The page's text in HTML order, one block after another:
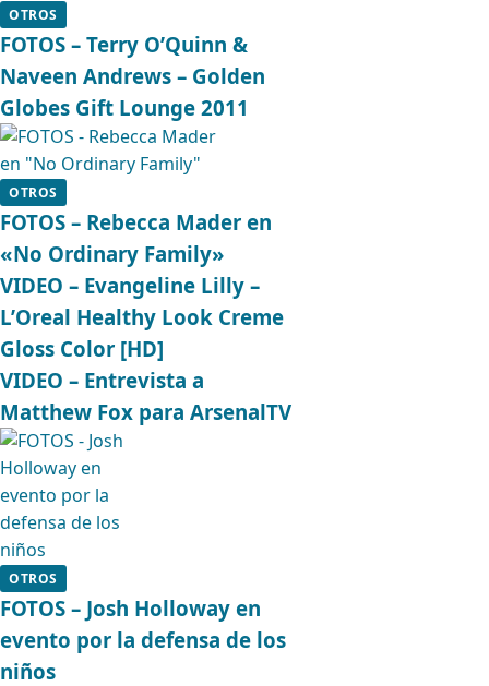
OTROS
FOTOS – Terry O’Quinn &
Naveen Andrews – Golden
Globes Gift Lounge 2011
OTROS
FOTOS – Rebecca Mader en
«No Ordinary Family»
VIDEO – Evangeline Lilly –
L’Oreal Healthy Look Creme
Gloss Color [HD]
VIDEO – Entrevista a
Matthew Fox para ArsenalTV
OTROS
FOTOS – Josh Holloway en
evento por la defensa de los
niños